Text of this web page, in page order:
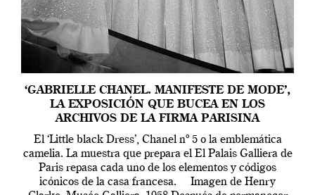
‘GABRIELLE CHANEL. MANIFESTE DE MODE’,
LA EXPOSICIÓN QUE BUCEA EN LOS
ARCHIVOS DE LA FIRMA PARISINA
El ‘Little black Dress’, Chanel nº 5 o la emblemática
camelia. La muestra que prepara el El Palais Galliera de
Paris repasa cada uno de los elementos y códigos
icónicos de la casa francesa. Imagen de Henry